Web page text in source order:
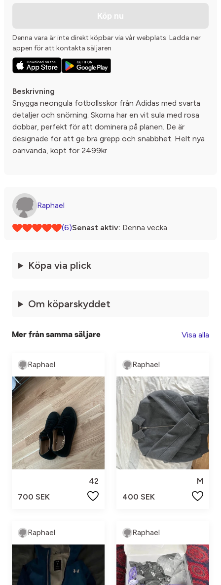
Köp nu
Denna vara är inte direkt köpbar via vår webplats. Ladda ner
appen för att kontakta säljaren
Beskrivning
Snygga neongula fotbollsskor från Adidas med svarta
detaljer och snörning. Skorna har en vit sula med rosa
dobbar, perfekt för att dominera på planen. De är
designade för att ge bra grepp och snabbhet. Helt nya
oanvända, köpt för 2499kr
Raphael
(6)Senast aktiv: Denna vecka
Köpa via plick
Om köparskyddet
Mer från samma säljare Visa alla
Raphael
42
700 SEK
Raphael
M
400 SEK
Raphael Raphael